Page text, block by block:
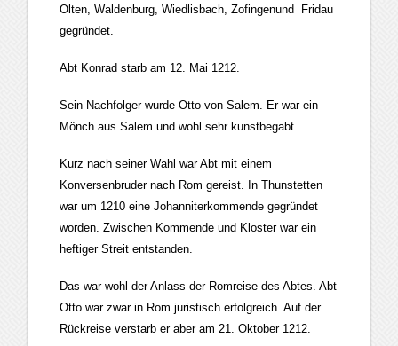
Olten, Waldenburg, Wiedlisbach, Zofingenund Fridau
gegründet.
Abt Konrad starb am 12. Mai 1212.
Sein Nachfolger wurde Otto von Salem. Er war ein
Mönch aus Salem und wohl sehr kunstbegabt.
Kurz nach seiner Wahl war Abt mit einem
Konversenbruder nach Rom gereist. In Thunstetten
war um 1210 eine Johanniterkommende gegründet
worden. Zwischen Kommende und Kloster war ein
heftiger Streit entstanden.
Das war wohl der Anlass der Romreise des Abtes. Abt
Otto war zwar in Rom juristisch erfolgreich. Auf der
Rückreise verstarb er aber am 21. Oktober 1212.